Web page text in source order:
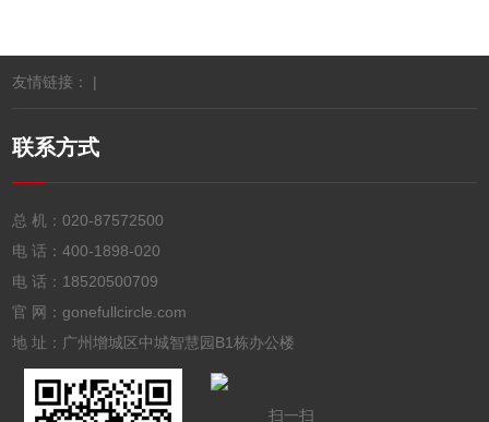
友情链接： |
联系方式
总 机：020-87572500
电 话：400-1898-020
电 话： 18520500709
官 网：gonefullcircle.com
地 址：广州增城区中城智慧园B1栋办公楼
扫一扫